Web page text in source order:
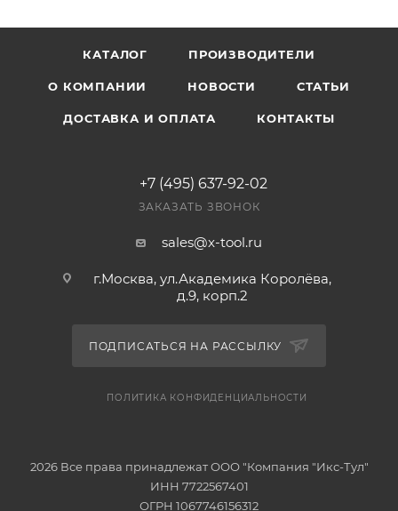
КАТАЛОГ ПРОИЗВОДИТЕЛИ
О КОМПАНИИ НОВОСТИ СТАТЬИ
ДОСТАВКА И ОПЛАТА КОНТАКТЫ
+7 (495) 637-92-02
ЗАКАЗАТЬ ЗВОНОК
sales@x-tool.ru
г.Москва, ул.Академика Королёва,
д.9, корп.2
ПОДПИСАТЬСЯ НА РАССЫЛКУ
ПОЛИТИКА КОНФИДЕНЦИАЛЬНОСТИ
2026 Все права принадлежат ООО "Компания "Икс-Тул"
ИНН 7722567401
ОГРН 1067746156312